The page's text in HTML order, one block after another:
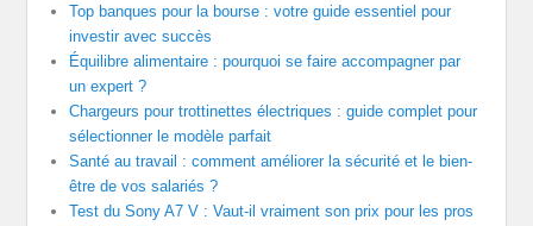
Top banques pour la bourse : votre guide essentiel pour
investir avec succès
Équilibre alimentaire : pourquoi se faire accompagner par
un expert ?
Chargeurs pour trottinettes électriques : guide complet pour
sélectionner le modèle parfait
Santé au travail : comment améliorer la sécurité et le bien-
être de vos salariés ?
Test du Sony A7 V : Vaut-il vraiment son prix pour les pros